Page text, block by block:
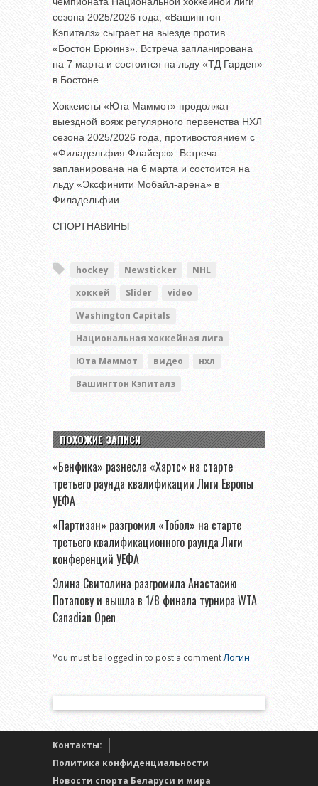
сезона 2025/2026 года, «Вашингтон
Кэпиталз» сыграет на выезде против
«Бостон Брюинз». Встреча запланирована
на 7 марта и состоится на льду «ТД Гарден»
в Бостоне.
Хоккеисты «Юта Маммот» продолжат
выездной вояж регулярного первенства НХЛ
сезона 2025/2026 года, противостоянием с
«Филадельфия Флайерз». Встреча
запланирована на 6 марта и состоится на
льду «Эксфинити Мобайл-арена» в
Филадельфии.
СПОРТНАВИНЫ
hockey Newsticker
NHL
хоккей
Slider
video
Washington Capitals
Национальная хоккейная лига
Юта Маммот
видео
нхл
Вашингтон Кэпиталз
ПОХОЖИЕ ЗАПИСИ
«Бенфика» разнесла «Хартс» на старте
третьего раунда квалификации Лиги Европы
УЕФА
«Партизан» разгромил «Тобол» на старте
третьего квалификационного раунда Лиги
конференций УЕФА
Элина Свитолина разгромила Анастасию
Потапову и вышла в 1/8 финала турнира WTA
Canadian Open
You must be logged in to post a commentЛогин
Контакты:
Политика конфиденциальности
Новости спорта Беларуси и мира